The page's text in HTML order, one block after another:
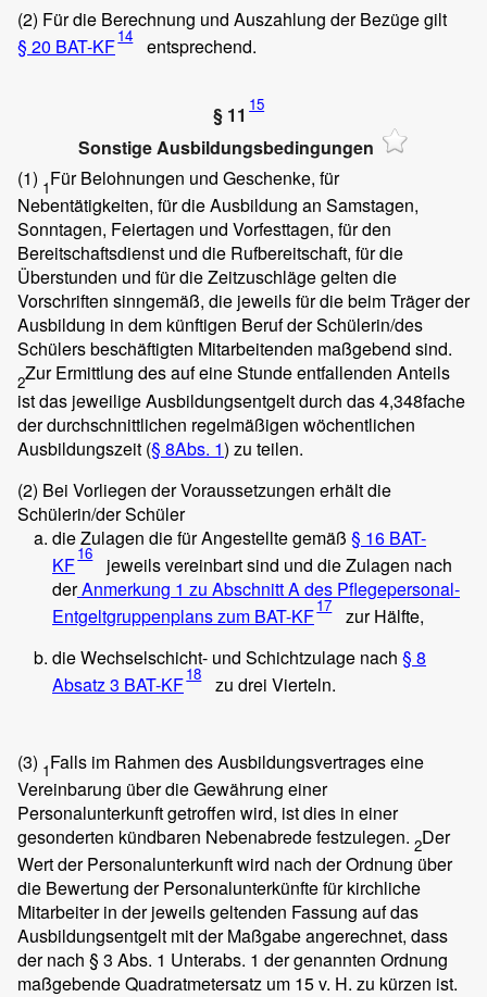
(2) Für die Berechnung und Auszahlung der Bezüge gilt
§ 20 BAT-KF14 entsprechend.
§ 11 15
Sonstige Ausbildungsbedingungen
(1) 1Für Belohnungen und Geschenke, für
Nebentätigkeiten, für die Ausbildung an Samstagen,
Sonntagen, Feiertagen und Vorfesttagen, für den
Bereitschaftsdienst und die Rufbereitschaft, für die
Überstunden und für die Zeitzuschläge gelten die
Vorschriften sinngemäß, die jeweils für die beim Träger der
Ausbildung in dem künftigen Beruf der Schülerin/des
Schülers beschäftigten Mitarbeitenden maßgebend sind.
2Zur Ermittlung des auf eine Stunde entfallenden Anteils
ist das jeweilige Ausbildungsentgelt durch das 4,348fache
der durchschnittlichen regelmäßigen wöchentlichen
Ausbildungszeit (§ 8Abs. 1) zu teilen.
(2) Bei Vorliegen der Voraussetzungen erhält die
Schülerin/der Schüler
die Zulagen die für Angestellte gemäß § 16 BAT-
KF16
jeweils vereinbart sind und die Zulagen nach
derAnmerkung 1 zu Abschnitt A des Pflegepersonal-
Entgeltgruppenplans zum BAT-KF17
zur Hälfte,
die Wechselschicht- und Schichtzulage nach § 8
Absatz 3 BAT-KF18 zu drei Vierteln.
(3) 1Falls im Rahmen des Ausbildungsvertrages eine
Vereinbarung über die Gewährung einer
Personalunterkunft getroffen wird, ist dies in einer
gesonderten kündbaren Nebenabrede festzulegen. 2Der
Wert der Personalunterkunft wird nach der Ordnung über
die Bewertung der Personalunterkünfte für kirchliche
Mitarbeiter in der jeweils geltenden Fassung auf das
Ausbildungsentgelt mit der Maßgabe angerechnet, dass
der nach § 3 Abs. 1 Unterabs. 1 der genannten Ordnung
maßgebende Quadratmetersatz um 15 v. H. zu kürzen ist.